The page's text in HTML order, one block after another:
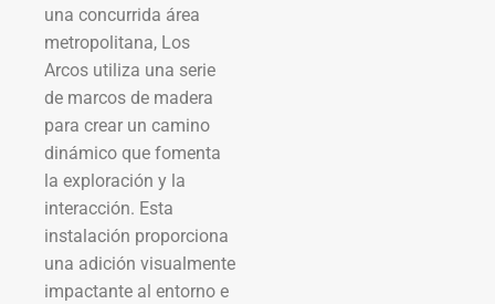
una concurrida área
metropolitana, Los
Arcos utiliza una serie
de marcos de madera
para crear un camino
dinámico que fomenta
la exploración y la
interacción. Esta
instalación proporciona
una adición visualmente
impactante al entorno e